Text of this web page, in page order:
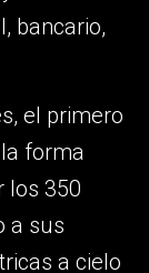
bancario,
el primero
forma
los 350
a sus
a cielo